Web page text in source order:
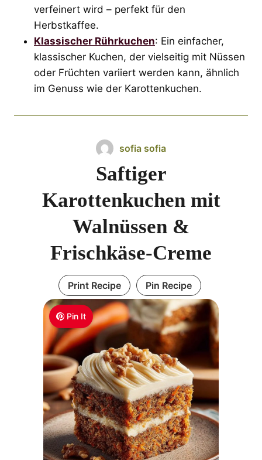
verfeinert wird – perfekt für den
Herbstkaffee.
Klassischer Rührkuchen: Ein einfacher,
klassischer Kuchen, der vielseitig mit Nüssen
oder Früchten variiert werden kann, ähnlich
im Genuss wie der Karottenkuchen.
Pin It
sofia sofia
Saftiger
Karottenkuchen mit
Walnüssen &
Frischkäse-Creme
Print Recipe Pin Recipe